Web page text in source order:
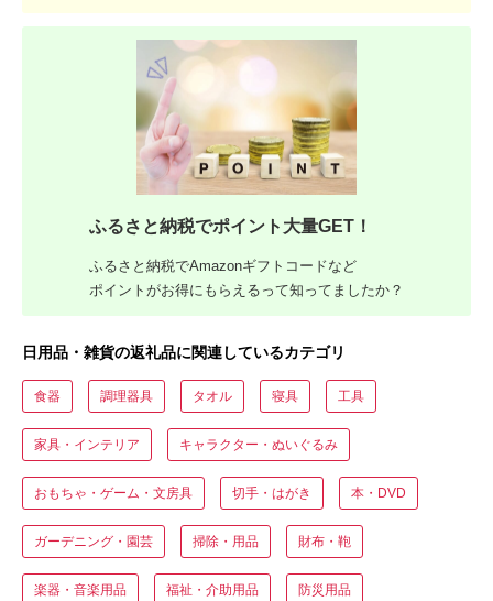
ふるさと納税でポイント大量GET！
ふるさと納税でAmazonギフトコードなど
ポイントがお得にもらえるって知ってましたか？
日用品・雑貨の返礼品に関連しているカテゴリ
食器 調理器具 タオル 寝具 工具
家具・インテリア キャラクター・ぬいぐるみ
おもちゃ・ゲーム・文房具 切手・はがき 本・DVD
ガーデニング・園芸 掃除・用品 財布・鞄
楽器・音楽用品 福祉・介助用品 防災用品